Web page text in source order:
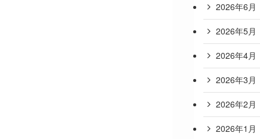
2026年6月
2026年5月
2026年4月
2026年3月
2026年2月
2026年1月